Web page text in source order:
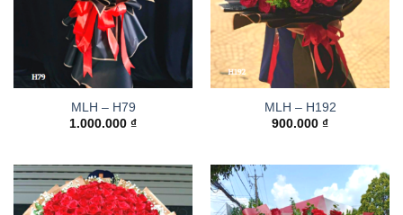
MLH – H79
1.000.000 ₫
MLH – H192
900.000 ₫